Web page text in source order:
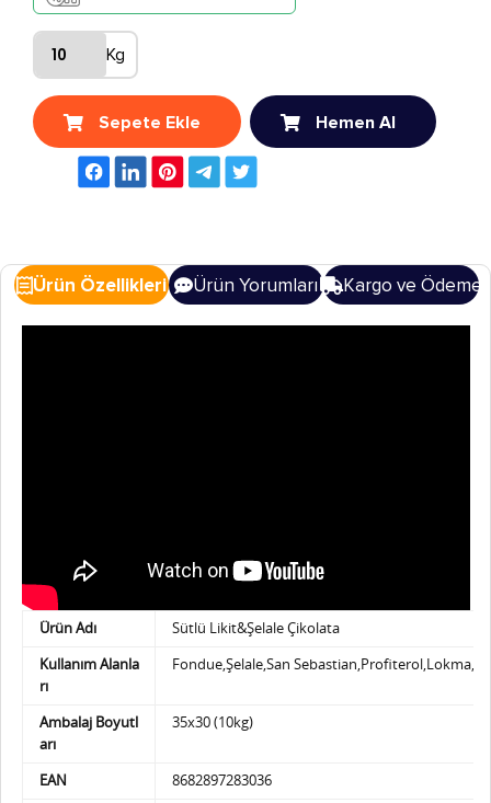
Kg
Sepete Ekle Hemen Al
Ürün Özellikleri Ürün Yorumları Kargo ve Ödeme
Ürün Adı
Sütlü Likit&Şelale Çikolata
Kullanım Alanla
rı
Fondue,Şelale,San
Ambalaj Boyutl
arı
35x30 (10kg)
EAN 8682897283036